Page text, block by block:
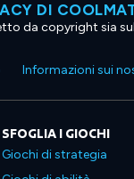
DI
da copyright sia
Informazioni sui
SFOGLIA I GIOCHI
Giochi di strategia